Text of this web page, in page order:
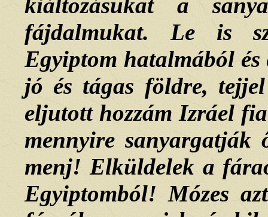
fájdalmukat. Le is
Egyiptom hatalmából
jó és tágas földre,
eljutott hozzám Izráel
mennyire sanyargatják
menj! Elküldelek a
Egyiptomból! Mózes